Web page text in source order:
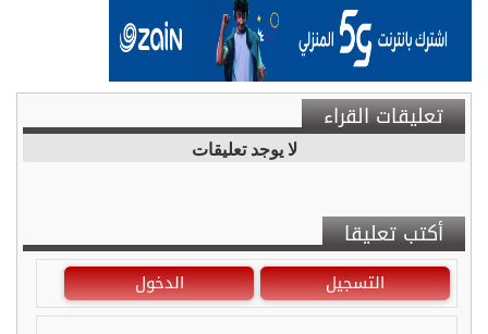
تعليقات القراء
لا يوجد تعليقات
أكتب تعليقا
التسجيل الدخول